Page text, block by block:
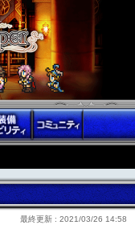
最終更新 : 2021/03/26 14:58